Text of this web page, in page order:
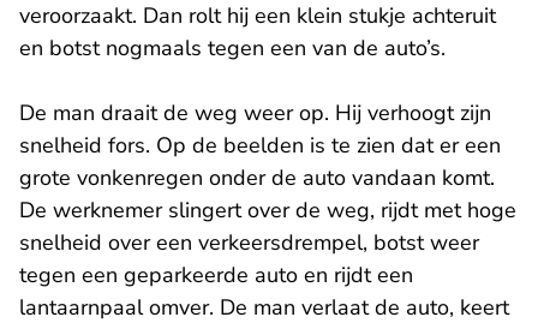
veroorzaakt. Dan rolt hij een klein stukje achteruit
en botst nogmaals tegen een van de auto’s.
De man draait de weg weer op. Hij verhoogt zijn
snelheid fors. Op de beelden is te zien dat er een
grote vonkenregen onder de auto vandaan komt.
De werknemer slingert over de weg, rijdt met hoge
snelheid over een verkeersdrempel, botst weer
tegen een geparkeerde auto en rijdt een
lantaarnpaal omver. De man verlaat de auto, keert